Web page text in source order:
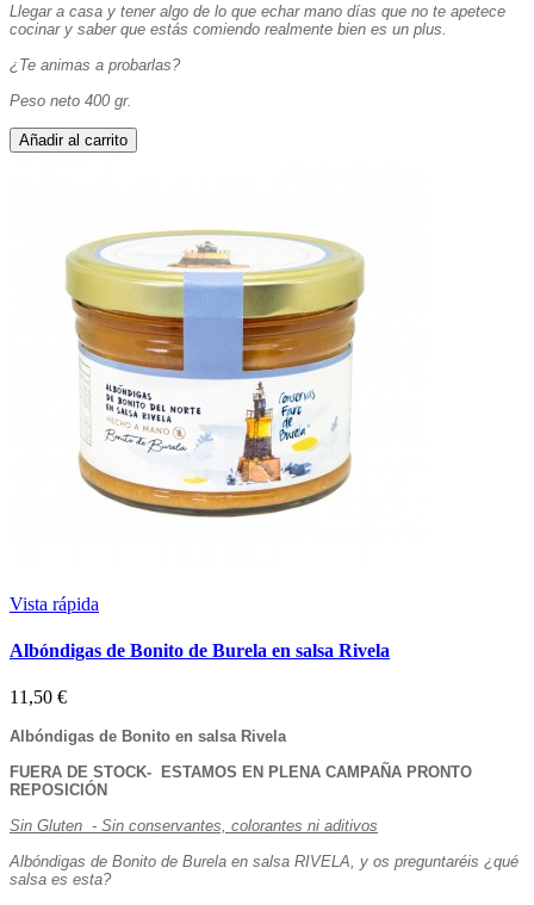
Llegar a casa y tener algo de lo que echar mano días que no te apetece
cocinar y saber que estás comiendo realmente bien es un plus.
¿Te animas a probarlas?
Peso neto 400 gr.
Añadir al carrito
Vista rápida
Albóndigas de Bonito de Burela en salsa Rivela
11,50 €
Albóndigas de Bonito en salsa Rivela
FUERA DE STOCK- ESTAMOS EN PLENA CAMPAÑA PRONTO
REPOSICIÓN
Sin Gluten - Sin conservantes, colorantes ni aditivos
Albóndigas de Bonito de Burela en salsa RIVELA, y os preguntaréis ¿qué
salsa es esta?